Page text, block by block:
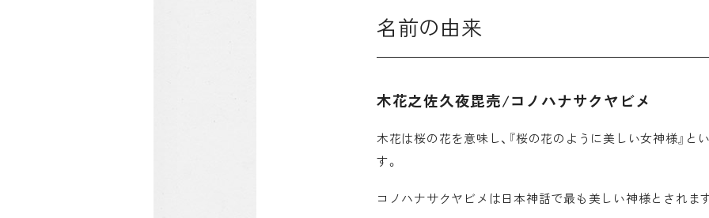
名前の由来
木花之佐久夜毘売/コノハナサクヤビメ
木花は桜の花を意味し、『桜の花のように美しい女神様』と
す。
コノハナサクヤビメは日本神話で最も美しい神様とされま